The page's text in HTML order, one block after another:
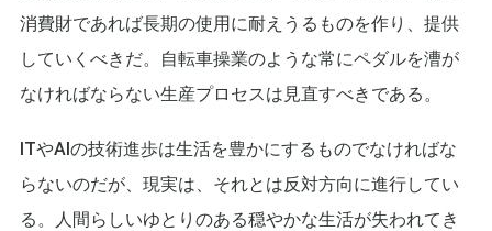
消費財であれば長期の使用に耐えうるものを作り、提供
していくべきだ。自転車操業のような常にペダルを漕が
なければならない生産プロセスは見直すべきである。
ITやAIの技術進歩は生活を豊かにするものでなければな
らないのだが、現実は、それとは反対方向に進行してい
る。人間らしいゆとりのある穏やかな生活が失われてき